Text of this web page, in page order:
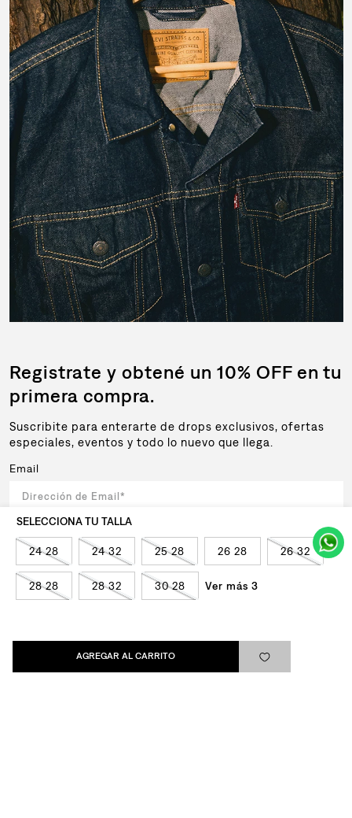
24 28 24 32 25 28 26 28 26 32
28 28 28 32 30 28 Ver más 3
AGREGAR AL CARRITO
Registrate y obtené un 10% OFF en tu
primera compra.
Suscribite para enterarte de drops exclusivos, ofertas
especiales, eventos y todo lo nuevo que llega.
Email
Al registrar y confirmar sus datos, acepta nuestra
SUSCRIBIRSE